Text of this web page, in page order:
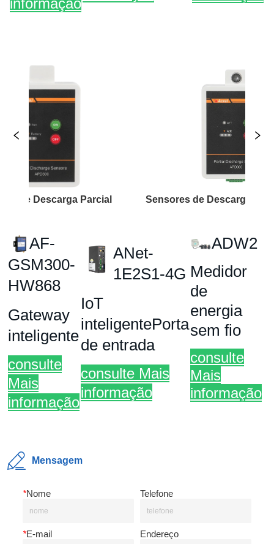
Parcial
Mensagem
*Nome Telefone
*E-mail Endereço